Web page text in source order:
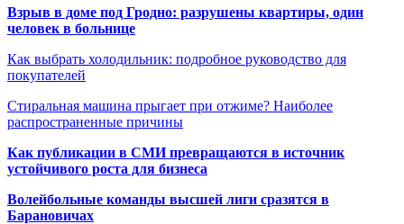
Взрыв в доме под Гродно: разрушены квартиры, один
человек в больнице
Как выбрать холодильник: подробное руководство для
покупателей
Стиральная машина прыгает при отжиме? Наиболее
распространенные причины
Как публикации в СМИ превращаются в источник
устойчивого роста для бизнеса
Волейбольные команды высшей лиги сразятся в
Барановичах